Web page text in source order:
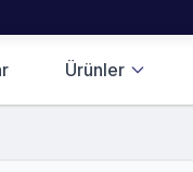
Ürünler